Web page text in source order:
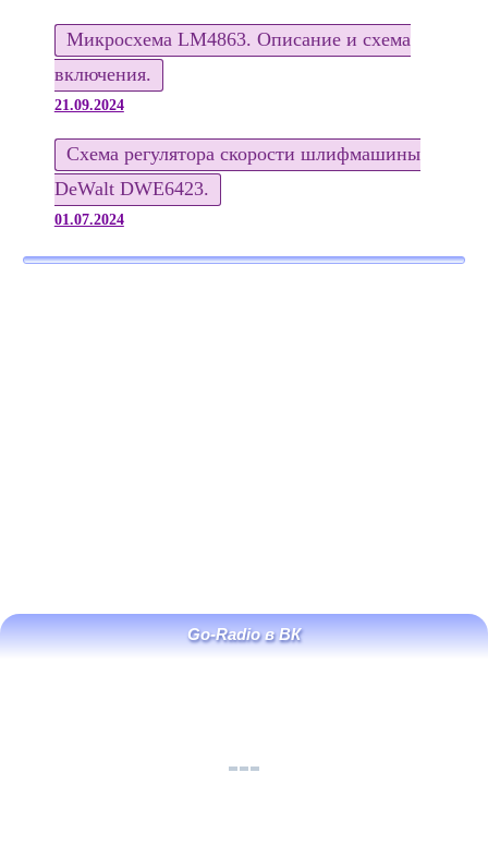
Микросхема LM4863. Описание и схема
включения.
21.09.2024
Схема регулятора скорости шлифмашины
DeWalt DWE6423.
01.07.2024
Go-Radio в ВК